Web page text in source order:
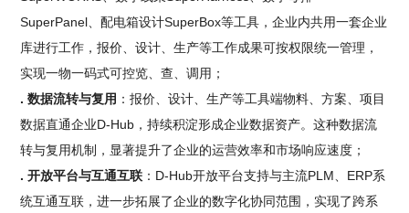
SuperPanel、配电箱设计SuperBox等工具，企业内共用一套企业
库进行工作，报价、设计、生产等工作成果可按权限统一管理，
实现一物一码式可控览、查、调用；
. 数据流转与复用 ：报价、设计、生产等工具端物料、方案、项目
数据直通企业D-Hub，持续积淀形成企业数据资产。这种数据流
转与复用机制，显著提升了企业的运营效率和市场响应速度；
. 开放平台与互通互联 ：D-Hub开放平台支持与主流PLM、ERP系
统互通互联，进一步拓展了企业的数字化协同范围，实现了跨系